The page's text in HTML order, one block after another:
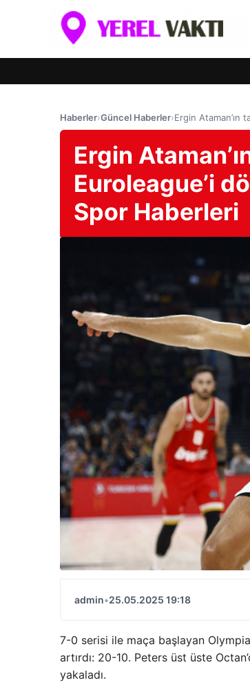
Haberler›Güncel Haberler›Ergin Ataman’ın
Ergin
Euroleague’i
Spor Haberleri
admin•25.05.2025 19:18
7-0 serisi ile maça başlayan
artırdı: 20-10. Peters üst üste
yakaladı.